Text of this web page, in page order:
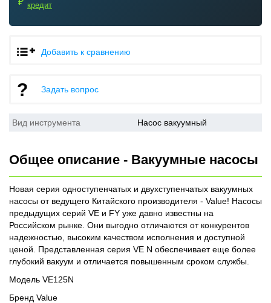
кредит
Добавить к сравнению
Задать вопрос
Вид инструмента Насос вакуумный
Общее описание - Вакуумные насосы
Новая серия одноступенчатых и двухступенчатых вакуумных
насосы от ведущего Китайского производителя - Value! Насосы
предыдущих серий VE и FY уже давно известны на
Российском рынке. Они выгодно отличаются от конкурентов
надежностью, высоким качеством исполнения и доступной
ценой. Представленная серия VE N обеспечивает еще более
глубокий вакуум и отличается повышенным сроком службы.
Модель VE125N
Бренд Value